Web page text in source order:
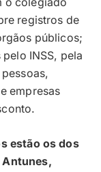
o colegiado
registros de
públicos;
INSS, pela
empresas
estão os dos
Antunes,